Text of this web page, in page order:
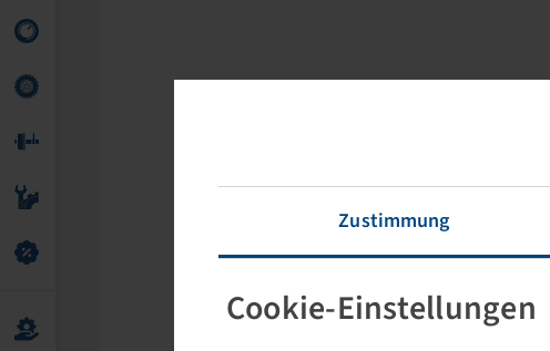
Zustimmung
Cookie-Einstellungen